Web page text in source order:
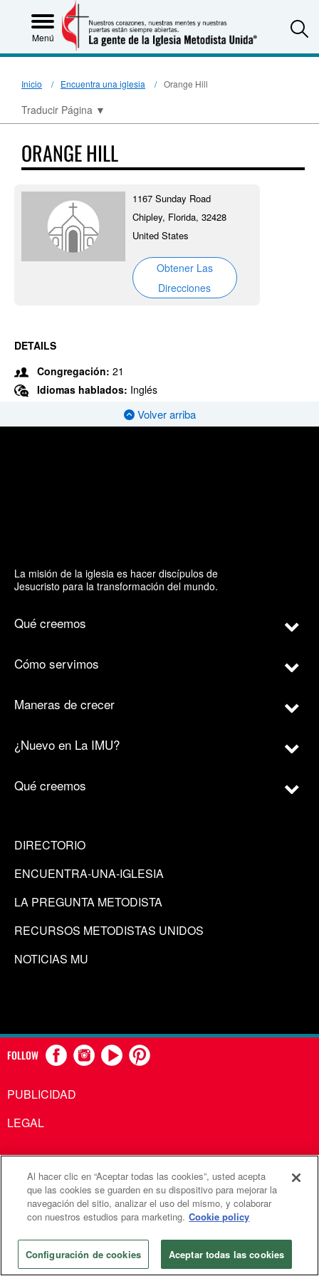
Menú
Inicio Encuentra una iglesia Orange Hill
Traducir Página ▼
ORANGE HILL
1167 Sunday Road
Chipley, Florida, 32428
United States
Obtener Las
Direcciones
DETAILS
Congregación: 21
Idiomas hablados: Inglés
Volver arriba
La misión de la iglesia es hacer discípulos de
Jesucristo para la transformación del mundo.
Qué creemos
Cómo servimos
Maneras de crecer
¿Nuevo en La IMU?
Qué creemos
DIRECTORIO
ENCUENTRA-UNA-IGLESIA
LA PREGUNTA METODISTA
RECURSOS METODISTAS UNIDOS
NOTICIAS MU
FOLLOW
PUBLICIDAD
LEGAL
Comunicaciones Metodistas Unidas es una agencia de la
Iglesia Metodista Unida
©2026Comunicaciones Metodistas Unidas. Reservados
todos los derechos
Al hacer clic en “Aceptar todas las cookies”, usted acepta
que las cookies se guarden en su dispositivo para mejorar la
navegación del sitio, analizar el uso del mismo, y colaborar
con nuestros estudios para marketing. Cookie policy
Configuración de cookies Aceptar todas las cookies